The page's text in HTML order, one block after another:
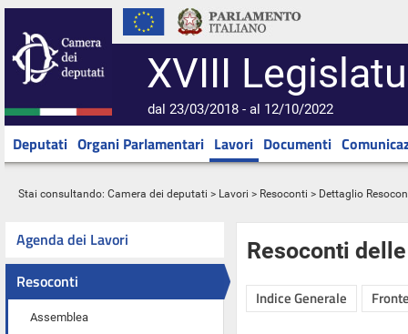
XVIII
dal 23/03/2018 - al 12/10/2022
Deputati Organi Parlamentari Lavori Documenti
Stai consultando: Camera dei deputati > Lavori > Resoconti > Dettaglio
Agenda dei Lavori
Resoconti
Assemblea
Resoconti
Indice Generale